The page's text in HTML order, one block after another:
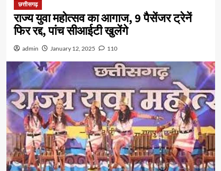
छत्तीसगढ़
राज्य युवा महोत्सव का आगाज, 9 पैसेंजर ट्रेनें
फिर रद्द, पांच सीआईटी खुलेंगे
admin January 12, 2025 110